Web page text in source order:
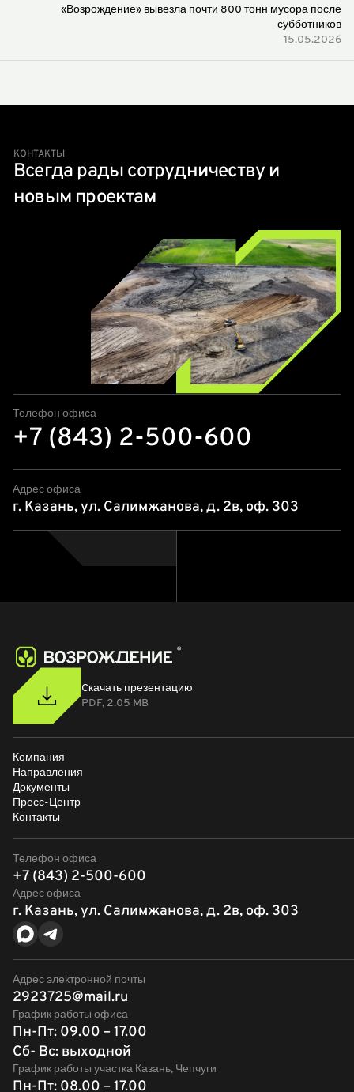
«Возрождение» вывезла почти 800 тонн мусора после
субботников
15.05.2026
КОНТАКТЫ
Всегда рады сотрудничеству и
новым проектам
Адрес офиса
г. Казань, ул. Салимжанова, д. 2в, оф. 303
Телефон офиса
+7 (843) 2-500-600
Cкачать презентацию
PDF, 2.05 MB
Компания
Направления
Документы
Пресс-Центр
Контакты
Телефон офиса
+7 (843) 2-500-600
Адрес офиса
г. Казань, ул. Салимжанова, д. 2в, оф. 303
Адрес электронной почты
2923725@mail.ru
График работы офиса
Пн-Пт: 09.00 – 17.00
Сб- Вс: выходной
График работы участка Казань, Чепчуги
Пн-Пт: 08.00 – 17.00